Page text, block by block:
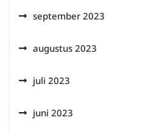
september 2023
augustus 2023
juli 2023
juni 2023